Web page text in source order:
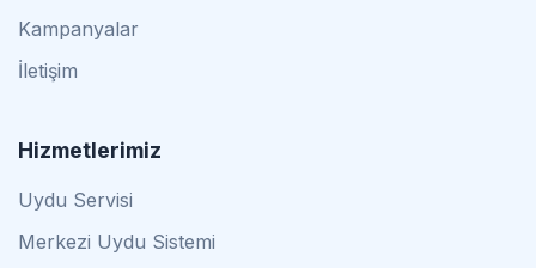
Kampanyalar
İletişim
Hizmetlerimiz
Uydu Servisi
Merkezi Uydu Sistemi